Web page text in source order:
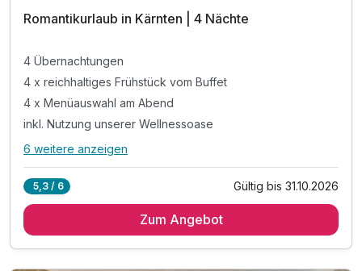
Romantikurlaub in Kärnten | 4 Nächte
4 Übernachtungen
4 x reichhaltiges Frühstück vom Buffet
4 x Menüauswahl am Abend
inkl. Nutzung unserer Wellnessoase
Alle Inklusivleistungen
4 x reichhaltiges Frühstück vom Buffet
6 weitere anzeigen
5,3 / 6 Gültig bis 31.10.2026
Zum Angebot